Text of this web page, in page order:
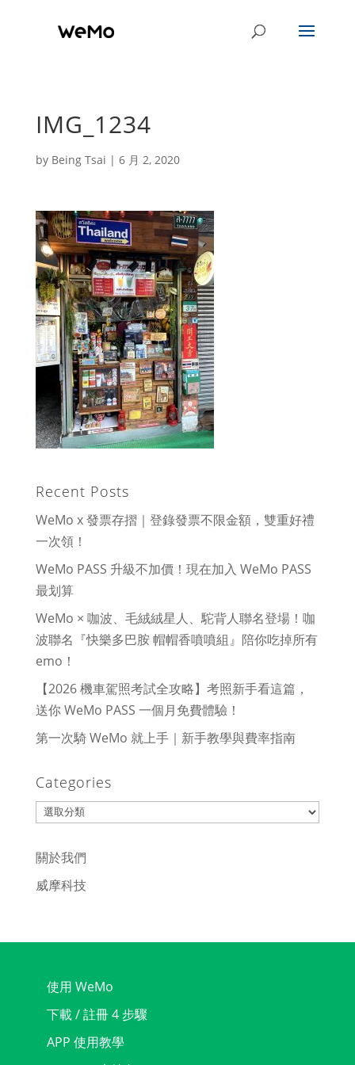
IMG_1234
by Being Tsai | 6 月 2, 2020
Recent Posts
WeMo x 發票存摺｜登錄發票不限金額，雙重好禮
一次領！
WeMo PASS 升級不加價！現在加入 WeMo PASS
最划算
WeMo × 咖波、毛絨絨星人、駝背人聯名登場！咖
波聯名『快樂多巴胺 帽帽香噴噴組』陪你吃掉所有
emo！
【2026 機車駕照考試全攻略】考照新手看這篇，
送你 WeMo PASS 一個月免費體驗！
第一次騎 WeMo 就上手｜新手教學與費率指南
Categories
Categories
關於我們
威摩科技
使用 WeMo
下載 / 註冊 4 步驟
APP 使用教學